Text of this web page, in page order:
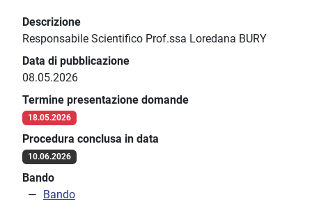
Descrizione
Responsabile Scientifico Prof.ssa Loredana BURY
Data di pubblicazione
08.05.2026
Termine presentazione domande
18.05.2026
Procedura conclusa in data
10.06.2026
Bando
Bando